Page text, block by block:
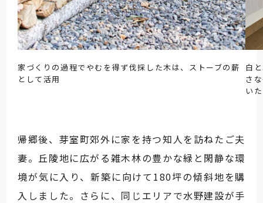
家づくりの過程でやむを得ず伐採した木は、ストーブの薪
として活用
白
さ
いた
帰郷後、芽室町郊外に家を持つ知人を訪ねたご夫
妻。丘陵地に広がる雑木林の豊かな緑と閑静な環
境が気に入り、新築に向けて180坪の傾斜地を購
入しました。さらに、同じエリアで水野建設が手